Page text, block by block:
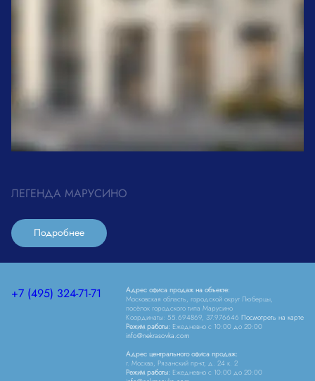
ЛЕГЕНДА МАРУСИНО
Подробнее
+7 (495) 324-71-71
Адрес офиса продаж на объекте:
Московская область, городской округ Люберцы,
посёлок городского типа Марусино
Координаты: 55.694869, 37.976646 Посмотреть на карте
Режим работы: Ежедневно c 10:00 до 20:00
info@nekrasovka.com
Адрес центрального офиса продаж:
г. Москва, Рязанский пр-кт, д. 24 к. 2
Режим работы: Ежедневно c 10:00 до 20:00